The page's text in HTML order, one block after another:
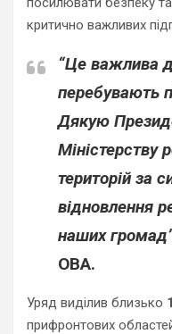
критично важливих
“Це важлива
перебувають
Дякую
Міністерству
територій за
відновлення
наших
ОВА.
Уряд виділив близько
прифронтових